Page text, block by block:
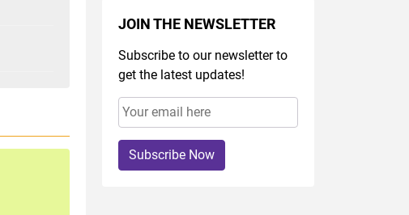
JOIN THE NEWSLETTER
Subscribe to our newsletter to
get the latest updates!
Subscribe Now